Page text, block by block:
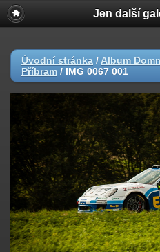
Jen další
Úvodní stránka / Album
Příbram / IMG 0067 001